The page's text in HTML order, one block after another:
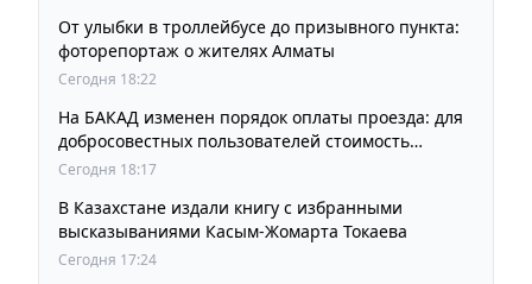
От улыбки в троллейбусе до призывного пункта:
фоторепортаж о жителях Алматы
Сегодня 18:22
На БАКАД изменен порядок оплаты проезда: для
добросовестных пользователей стоимость
остается прежней
Сегодня 18:17
В Казахстане издали книгу с избранными
высказываниями Касым-Жомарта Токаева
Сегодня 17:24